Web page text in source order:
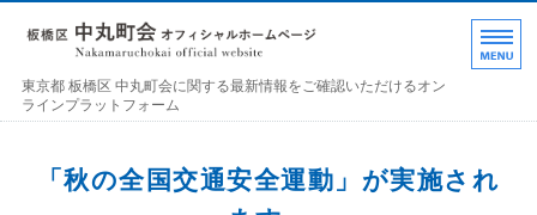
東京都 板橋区 中丸町
東京都 板橋区 中丸町会に関する最新情報をご確認いただけるオン
ラインプラットフォーム
「秋の全国交通安全運動」が実施され